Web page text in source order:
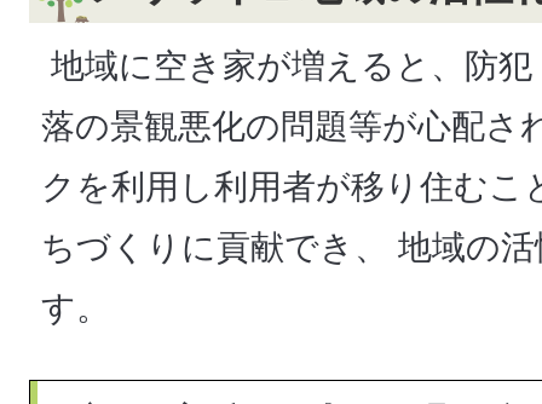
地域に空き家が増えると、防
落の景観悪化の問題等が心配さ
クを利用し利用者が移り住むこ
ちづくりに貢献でき、 地域の
す。